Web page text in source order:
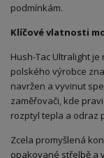
podmínkám.
Klíčové vlatnosti
Hush-Tac Ultralight
polského výrobce
navržen a vyvinut
zaměřovači, kde
rozptyl tepla a odraz
Zcela promyšlená
opakované střelbě a